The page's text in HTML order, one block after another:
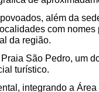
além da
com
da região.
São Pedro, um
turístico.
integrando a